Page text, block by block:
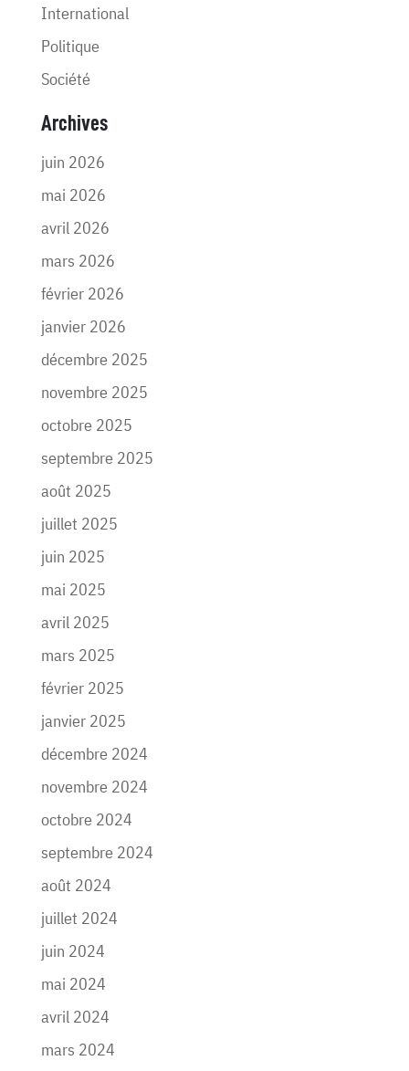
International
Politique
Société
Archives
juin 2026
mai 2026
avril 2026
mars 2026
février 2026
janvier 2026
décembre 2025
novembre 2025
octobre 2025
septembre 2025
août 2025
juillet 2025
juin 2025
mai 2025
avril 2025
mars 2025
février 2025
janvier 2025
décembre 2024
novembre 2024
octobre 2024
septembre 2024
août 2024
juillet 2024
juin 2024
mai 2024
avril 2024
mars 2024